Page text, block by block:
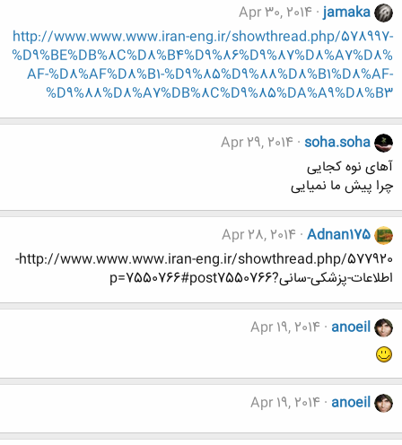
jamaka
Apr 30, 2014
http://www.www.www.iran-eng.ir/showthread.php/578997-
%D9%BE%DB%8C%D8%B4%D9%86%D9%87%D8%A7%D8%
AF-%D8%AF%D8%B1-%D9%85%D9%88%D8%B1%D8%AF-
%D9%88%D8%A7%DB%8C%D9%85%DA%A9%D8%B3
soha.soha
Apr 29, 2014
آهای نوه کجایی
چرا پیش ما نمیایی
Adnan175
Apr 28, 2014
http://www.www.www.iran-eng.ir/showthread.php/577920-
اطلاعات-پزشکی-سانی?p=7550766#post7550766
anoeil
Apr 19, 2014
anoeil
Apr 19, 2014